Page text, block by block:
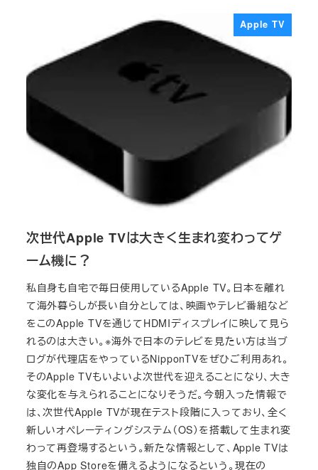
Apple TV
次世代Apple TVは大きく生まれ変わってゲ
ーム機に？
私自身も自宅で毎日使用しているApple TV。日本を離れ
て海外暮らしが長い自分としては、映画やテレビ番組など
をこのApple TVを通じてHDMIディスプレイに映して見ら
れるのは大きい。※海外で日本のテレビを見たい方は当ブ
ログが代理店をやっているNipponTVをぜひご利用あれ。
そのApple TVもいよいよ次世代を迎えることになり、大き
な変化を与えられることになりそうだ。今朝入った情報で
は、次世代Apple TVが現在テスト段階に入っており、全く
新しいオペレーティングシステム（OS）を搭載して生まれ変
わって再登場するという。新たな情報として、Apple TVは
独自のApp Storeを備えるようになるという。現在の